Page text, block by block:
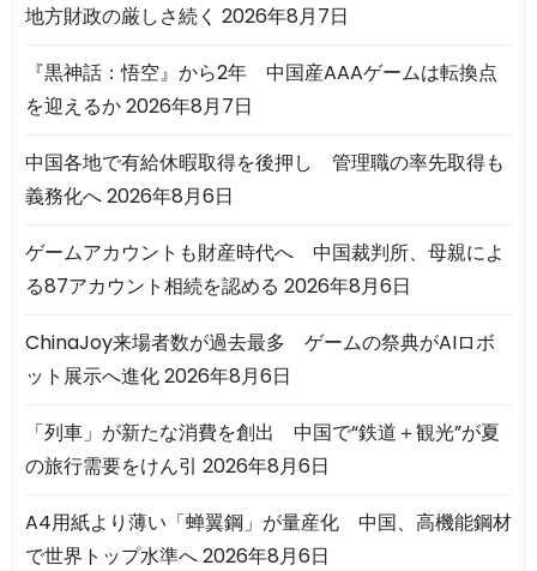
地方財政の厳しさ続く 2026年8月7日
『黒神話：悟空』から2年 中国産AAAゲームは転換点
を迎えるか2026年8月7日
中国各地で有給休暇取得を後押し 管理職の率先取得も
義務化へ2026年8月6日
ゲームアカウントも財産時代へ 中国裁判所、母親によ
る87アカウント相続を認める 2026年8月6日
ChinaJoy来場者数が過去最多 ゲームの祭典がAIロボ
ット展示へ進化2026年8月6日
「列車」が新たな消費を創出 中国で“鉄道＋観光”が夏
の旅行需要をけん引 2026年8月6日
A4用紙より薄い「蝉翼鋼」が量産化 中国、高機能鋼材
で世界トップ水準へ2026年8月6日